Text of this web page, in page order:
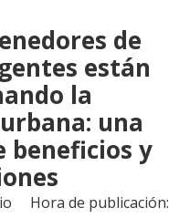
de
están
la
una
beneficios y
Hora de publicación: